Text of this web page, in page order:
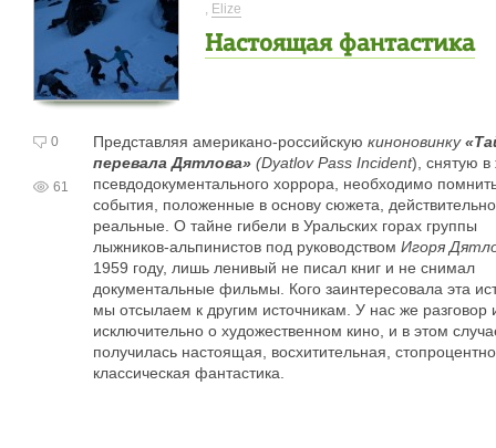
, Elize
Настоящая фантастика
0
61
Представляя американо-российскую киноновинку
перевала Дятлова» (Dyatlov Pass Incident), снятую в
псевдодокументального хоррора, необходимо
события, положенные в основу сюжета, действительно
реальные. О тайне гибели в Уральских горах группы
лыжников-альпинистов под руководством Игоря
1959 году, лишь ленивый не писал книг и не снимал
документальные фильмы. Кого заинтересовала эта
мы отсылаем к другим источникам. У нас же разговор
исключительно о художественном кино, и в этом
получилась настоящая, восхитительная, стопроцентно
классическая фантастика.